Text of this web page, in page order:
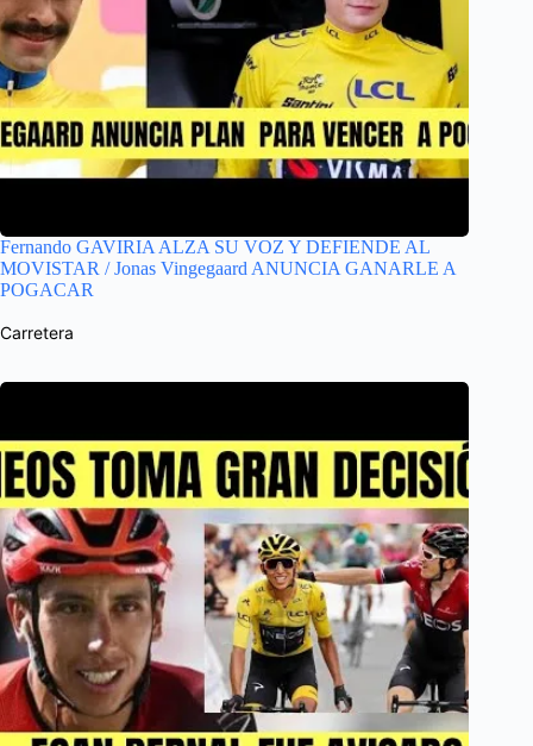
Fernando GAVIRIA ALZA SU VOZ Y DEFIENDE AL
MOVISTAR / Jonas Vingegaard ANUNCIA GANARLE A
POGACAR
Carretera